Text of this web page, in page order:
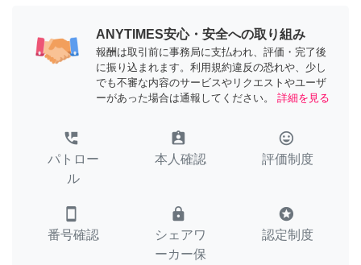
ANYTIMES安心・安全への取り組み
報酬は取引前に事務局に支払われ、評価・完了後
に振り込まれます。利用規約違反の恐れや、少し
でも不審な内容のサービスやリクエストやユーザ
ーがあった場合は通報してください。
詳細を見る
perm_phone_msg
パトロー
ル
assignment_ind
本人確認
tag_faces
評価制度
smartphone
番号確認
lock
シェアワ
ーカー保
stars
認定制度